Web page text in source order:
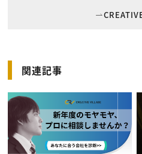
関連記事